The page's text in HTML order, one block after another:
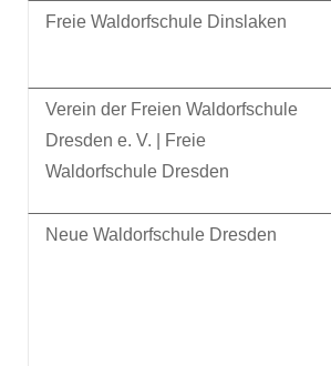
Freie Waldorfschule Dinslaken
Verein der Freien Waldorfschule
Dresden e. V. | Freie
Waldorfschule Dresden
Neue Waldorfschule Dresden